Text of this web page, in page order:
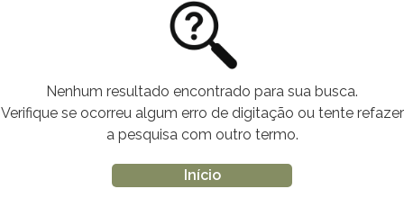
Nenhum resultado encontrado para sua busca.
Verifique se ocorreu algum erro de digitação ou tente refazer
a pesquisa com outro termo.
Início